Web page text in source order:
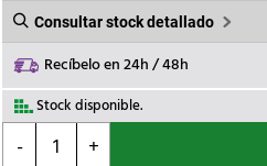
Consultar stock detallado
Recíbelo en 24h / 48h
Stock disponible.
-
GENEBRE +